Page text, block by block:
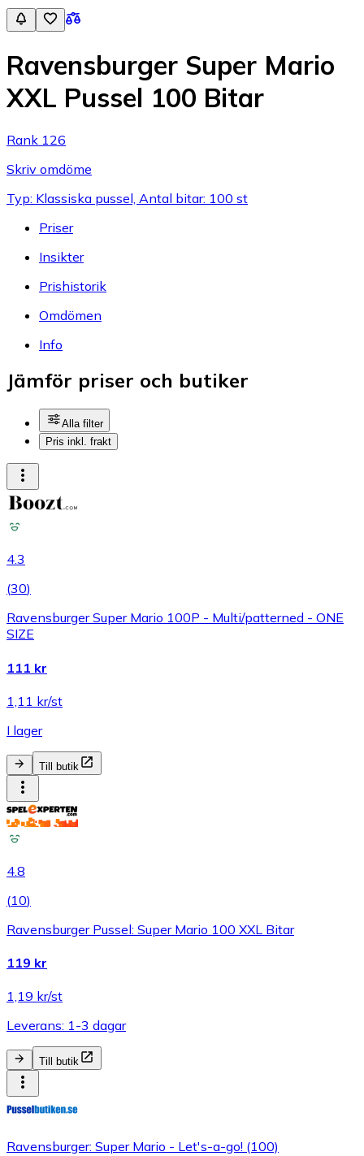
Ravensburger Super Mario
XXL Pussel 100 Bitar
Rank 126
Skriv omdöme
Typ: Klassiska pussel, Antal bitar: 100 st
Priser
Insikter
Prishistorik
Omdömen
Info
Jämför priser och butiker
Alla filter
Pris inkl. frakt
4.3
(30)
Ravensburger Super Mario 100P - Multi/patterned - ONE
SIZE
111 kr
1,11 kr/st
I lager
Till butik
4.8
(10)
Ravensburger Pussel: Super Mario 100 XXL Bitar
119 kr
1,19 kr/st
Leverans: 1-3 dagar
Till butik
Ravensburger: Super Mario - Let's-a-go! (100)